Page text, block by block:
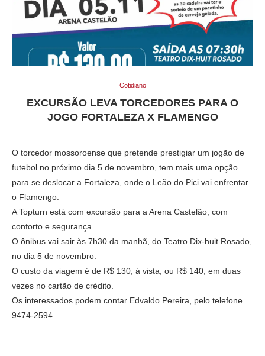
Cotidiano
EXCURSÃO LEVA TORCEDORES PARA O
JOGO FORTALEZA X FLAMENGO
O torcedor mossoroense que pretende prestigiar um jogão de
futebol no próximo dia 5 de novembro, tem mais uma opção
para se deslocar a Fortaleza, onde o Leão do Pici vai enfrentar
o Flamengo.
A Topturn está com excursão para a Arena Castelão, com
conforto e segurança.
O ônibus vai sair às 7h30 da manhã, do Teatro Dix-huit Rosado,
no dia 5 de novembro.
O custo da viagem é de R$ 130, à vista, ou R$ 140, em duas
vezes no cartão de crédito.
Os interessados podem contar Edvaldo Pereira, pelo telefone
9474-2594.